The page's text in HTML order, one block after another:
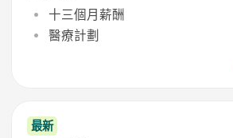
十三個月薪酬
醫療計劃
最新